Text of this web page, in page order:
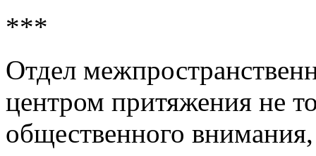
***
Отдел
центром притяжения не
общественного